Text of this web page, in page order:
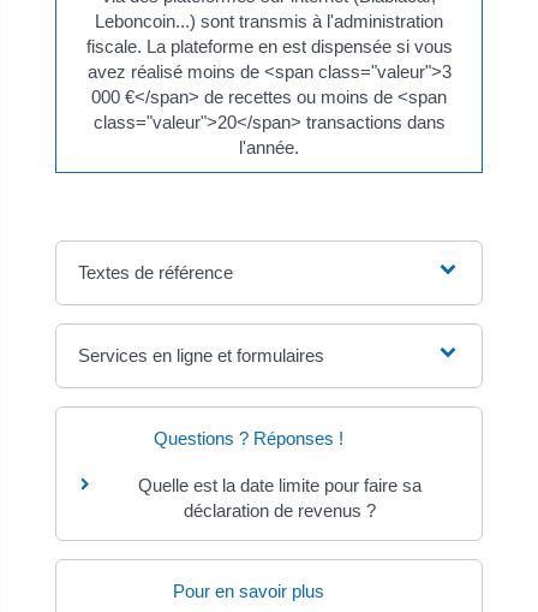
Leboncoin...) sont transmis à l'administration
fiscale. La plateforme en est dispensée si vous
avez réalisé moins de <span class="valeur">3
000 €</span> de recettes ou moins de <span
class="valeur">20</span> transactions dans
l'année.
Textes de référence
Services en ligne et formulaires
Questions ? Réponses !
Quelle est la date limite pour faire sa
déclaration de revenus ?
Pour en savoir plus